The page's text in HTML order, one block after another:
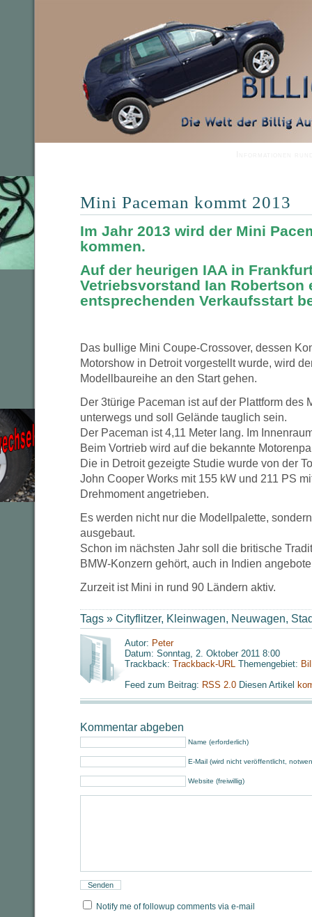
Mini Paceman kommt 2013
Im Jahr 2013 wird der Mini
kommen.
Auf der heurigen IAA in
Vetriebsvorstand Ian Robertson
entsprechenden Verkaufsstart
Das bullige Mini Coupe-Crossover, dessen
Motorshow in Detroit vorgestellt wurde, wird
Modellbaureihe an den Start gehen.
Der 3türige Paceman ist auf der Plattform des
unterwegs und soll Gelände tauglich sein.
Der Paceman ist 4,11 Meter lang. Im
Beim Vortrieb wird auf die bekannte
Die in Detroit gezeigte Studie wurde von der
John Cooper Works mit 155 kW und 211 PS
Drehmoment angetrieben.
Es werden nicht nur die Modellpalette,
ausgebaut.
Schon im nächsten Jahr soll die britische
BMW-Konzern gehört, auch in Indien
Zurzeit ist Mini in rund 90 Ländern aktiv.
Tags » Cityflitzer, Kleinwagen, Neuwagen,
Autor: Peter
Datum: Sonntag, 2. Oktober 2011 8:00
Trackback: Trackback-URL Themengebiet:
Feed zum Beitrag: RSS 2.0 Diesen Artikel
Kommentar abgeben
Name (erforderlich)
E-Mail (wird nicht veröffentlicht,
Website (freiwillig)
Notify me of followup comments via e-mail